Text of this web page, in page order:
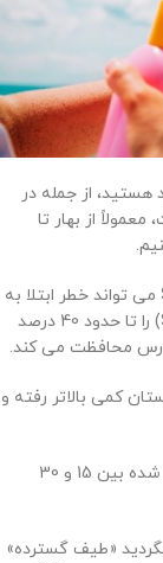
هستید، از جمله در
از بهار تا
متخصصان پوست می گوید استفاده روزانه از SPF 15 می تواند خطر ابتلا به
ملانوم را تا 50 درصد و سرطان سلول سنگفرشی (SCC) را تا حدود 40 درصد
محافظت می کند.
کمی بالاتر رفته و
آنها می‌گویند: «تفاوت بزرگی از نظر پرتوهای مسدود شده بین 15 و 30
«طیف گسترده»